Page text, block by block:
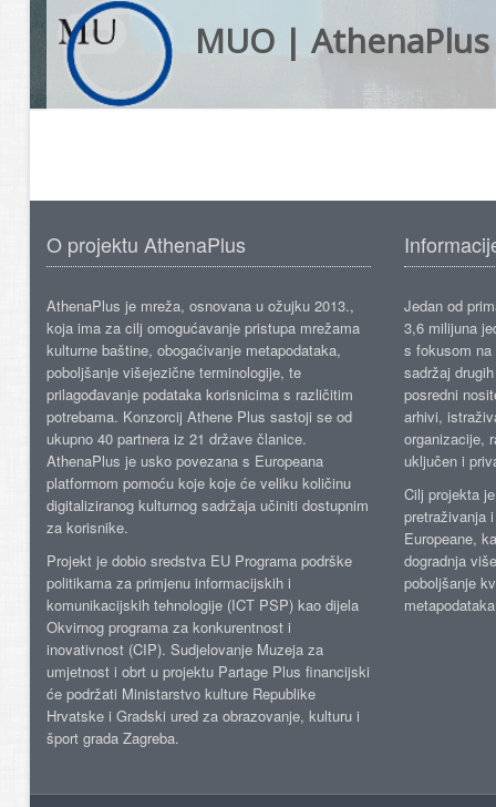
MUO | AthenaPlus
O projektu AthenaPlus
AthenaPlus je mreža, osnovana u ožujku 2013.,
koja ima za cilj omogućavanje pristupa mrežama
kulturne baštine, obogaćivanje metapodataka,
poboljšanje višejezične terminologije, te
prilagođavanje podataka korisnicima s različitim
potrebama. Konzorcij Athene Plus sastoji se od
ukupno 40 partnera iz 21 države članice.
AthenaPlus je usko povezana s Europeana
platformom pomoću koje koje će veliku količinu
digitaliziranog kulturnog sadržaja učiniti dostupnim
za korisnike.
Projekt je dobio sredstva EU Programa podrške
politikama za primjenu informacijskih i
komunikacijskih tehnologije (ICT PSP) kao dijela
Okvirnog programa za konkurentnost i
inovativnost (CIP). Sudjelovanje Muzeja za
umjetnost i obrt u projektu Partage Plus financijski
će podržati Ministarstvo kulture Republike
Hrvatske i Gradski ured za obrazovanje, kulturu i
šport grada Zagreba.
Jedan od
3,6 milijuna
s fokusom
sadržaj
posredni
arhivi,
organizacije,
uključen i
Cilj projekta
pretraživanja
Europeane,
dogradnja
poboljšanje